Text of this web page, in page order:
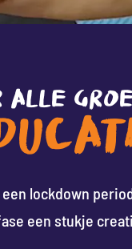
ALLE
lockdown
een stukje